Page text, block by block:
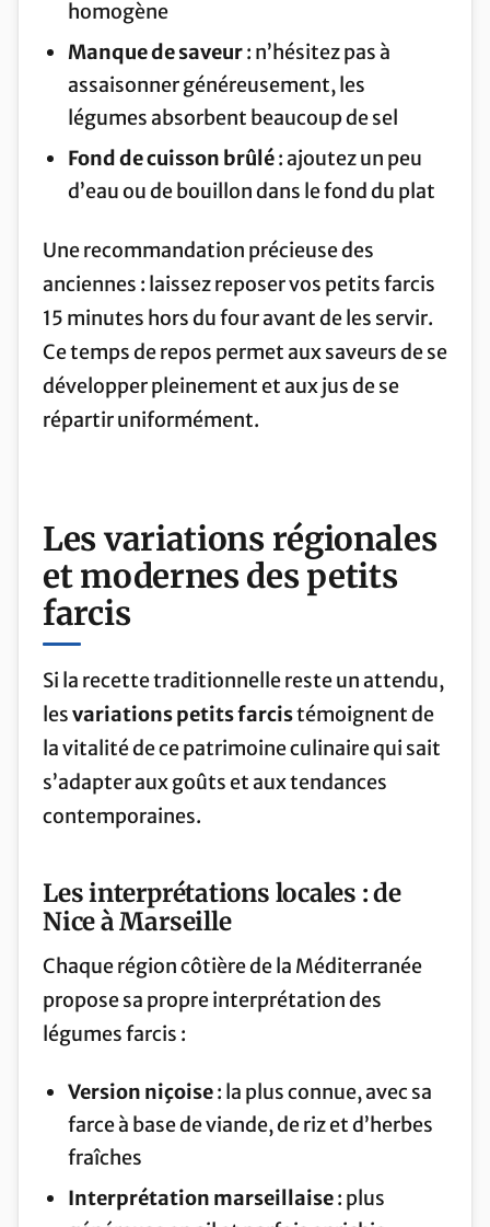
homogène
Manque de saveur: n’hésitez pas à
assaisonner généreusement, les
légumes absorbent beaucoup de sel
Fond de cuisson brûlé: ajoutez un peu
d’eau ou de bouillon dans le fond du plat
Une recommandation précieuse des
anciennes : laissez reposer vos petits farcis
15 minutes hors du four avant de les servir.
Ce temps de repos permet aux saveurs de se
développer pleinement et aux jus de se
répartir uniformément.
Les variations régionales
et modernes des petits
farcis
Si la recette traditionnelle reste un attendu,
lesvariations petits farcistémoignent de
la vitalité de ce patrimoine culinaire qui sait
s’adapter aux goûts et aux tendances
contemporaines.
Les interprétations locales : de
Nice à Marseille
Chaque région côtière de la Méditerranée
propose sa propre interprétation des
légumes farcis :
Version niçoise: la plus connue, avec sa
farce à base de viande, de riz et d’herbes
fraîches
Interprétation marseillaise: plus